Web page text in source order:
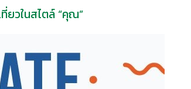
ยวในสไตล์ “คุณ”